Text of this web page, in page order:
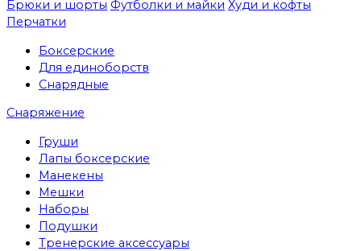
Брюки и шорты Футболки и майки Худи и кофты
Перчатки
Боксерские
Для единоборств
Снарядные
Снаряжение
Груши
Лапы боксерские
Манекены
Мешки
Наборы
Подушки
Тренерские аксессуары